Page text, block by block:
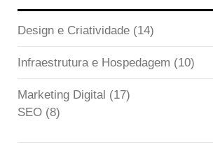
Design e Criatividade (14)
Infraestrutura e Hospedagem (10)
Marketing Digital (17)
SEO (8)